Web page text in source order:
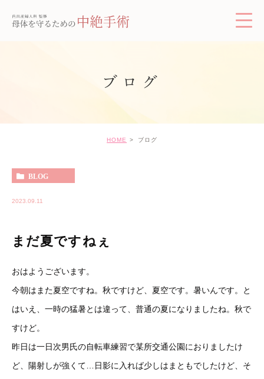
ブログ
HOME ブログ
BLOG
2023.09.11
まだ夏ですねぇ
おはようございます。
今朝はまた夏空ですね。秋ですけど、夏空です。暑いんです。と
はいえ、一時の猛暑とは違って、普通の夏になりましたね。秋で
すけど。
昨日は一日次男氏の自転車練習で某所交通公園におりましたけ
ど、陽射しが強くて…日影に入れば少しはまともでしたけど、そ